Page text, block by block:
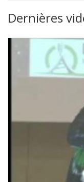
Dernières